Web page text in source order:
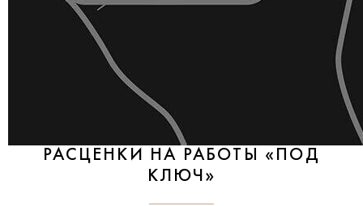
РАСЦЕНКИ НА РАБОТЫ «ПОД
КЛЮЧ»